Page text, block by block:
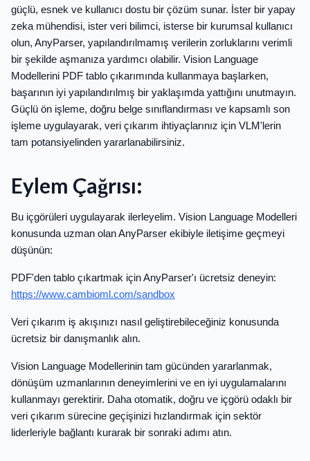
güçlü, esnek ve kullanıcı dostu bir çözüm sunar. İster bir yapay
zeka mühendisi, ister veri bilimci, isterse bir kurumsal kullanıcı
olun, AnyParser, yapılandırılmamış verilerin zorluklarını verimli
bir şekilde aşmanıza yardımcı olabilir. Vision Language
Modellerini PDF tablo çıkarımında kullanmaya başlarken,
başarının iyi yapılandırılmış bir yaklaşımda yattığını unutmayın.
Güçlü ön işleme, doğru belge sınıflandırması ve kapsamlı son
işleme uygulayarak, veri çıkarım ihtiyaçlarınız için VLM'lerin
tam potansiyelinden yararlanabilirsiniz.
Eylem Çağrısı:
Bu içgörüleri uygulayarak ilerleyelim. Vision Language Modelleri
konusunda uzman olan AnyParser ekibiyle iletişime geçmeyi
düşünün:
PDF'den tablo çıkartmak için AnyParser'ı ücretsiz deneyin:
https://www.cambioml.com/sandbox
Veri çıkarım iş akışınızı nasıl geliştirebileceğiniz konusunda
ücretsiz bir danışmanlık alın.
Vision Language Modellerinin tam gücünden yararlanmak,
dönüşüm uzmanlarının deneyimlerini ve en iyi uygulamalarını
kullanmayı gerektirir. Daha otomatik, doğru ve içgörü odaklı bir
veri çıkarım sürecine geçişinizi hızlandırmak için sektör
liderleriyle bağlantı kurarak bir sonraki adımı atın.